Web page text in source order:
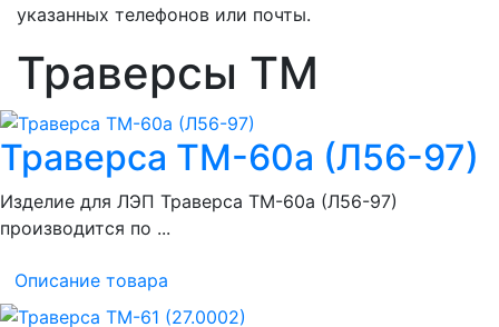
указанных телефонов или почты.
Траверсы ТМ
Траверса ТМ-60а (Л56-97)
Изделие для ЛЭП Траверса ТМ-60а (Л56-97)
производится по ...
Описание товара